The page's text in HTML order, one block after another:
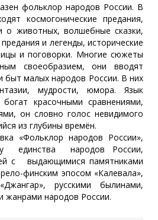
фольклор народов России. В
космогонические предания,
о животных, волшебные сказки,
и легенды, исторические
и поговорки. Многие сюжеты
своеобразием, они вводят
быт малых народов России. В них
мудрости, юмора. Язык
красочными сравнениями,
он словно голос невидимого
из глубины времён.
народов России»,
единства народов России,
с выдающимися памятниками
финским эпосом «Калевала»,
русскими былинами,
народов России.